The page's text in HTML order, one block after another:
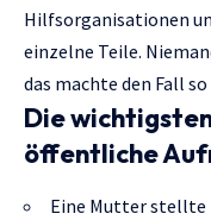
Hilfsorganisationen
einzelne Teile.
das machte den Fall
Die
öffentliche
Eine Mutter stellte